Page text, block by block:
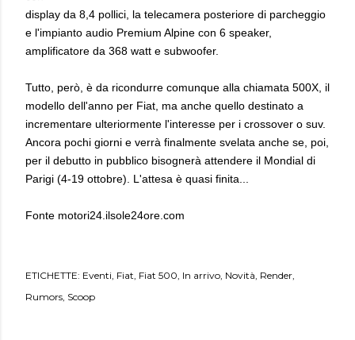
display da 8,4 pollici, la telecamera posteriore di parcheggio
e l'impianto audio Premium Alpine con 6 speaker,
amplificatore da 368 watt e subwoofer.
Tutto, però, è da ricondurre comunque alla chiamata 500X, il
modello dell'anno per Fiat, ma anche quello destinato a
incrementare ulteriormente l'interesse per i crossover o suv.
Ancora pochi giorni e verrà finalmente svelata anche se, poi,
per il debutto in pubblico bisognerà attendere il Mondial di
Parigi (4-19 ottobre). L'attesa è quasi finita...
Fonte motori24.ilsole24ore.com
ETICHETTE: Eventi Fiat Fiat 500 In arrivo Novità Render
Rumors Scoop